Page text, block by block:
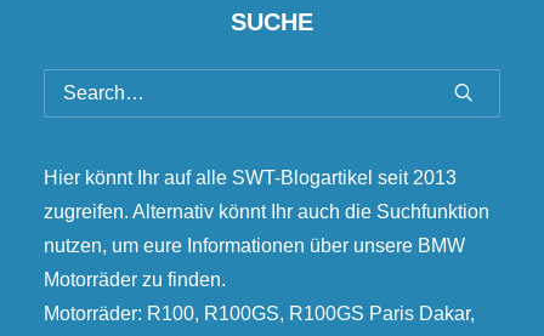
SUCHE
Hier könnt Ihr auf alle SWT-Blogartikel seit 2013
zugreifen. Alternativ könnt Ihr auch die Suchfunktion
nutzen, um eure Informationen über unsere BMW
Motorräder zu finden.
Motorräder: R100, R100GS, R100GS Paris Dakar,